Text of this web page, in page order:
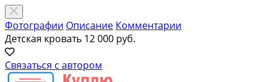
Фотографии Описание Комментарии
Детская кровать 12 000 руб.
Связаться с автором